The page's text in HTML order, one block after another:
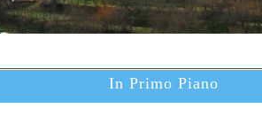
In Primo Piano